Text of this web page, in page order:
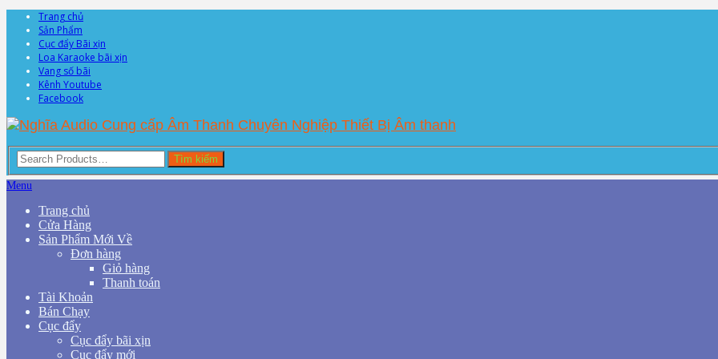
Trang chủ
Sản Phẩm
Cục đẩy Bãi xịn
Loa Karaoke bãi xịn
Vang số bãi
Kênh Youtube
Facebook
Tìm kiếm
Menu
Trang chủ
Cửa Hàng
Sản Phẩm Mới Về
Đơn hàng
Giỏ hàng
Thanh toán
Tài Khoản
Bán Chạy
Cục đẩy
Cục đẩy bãi xịn
Cục đẩy mới